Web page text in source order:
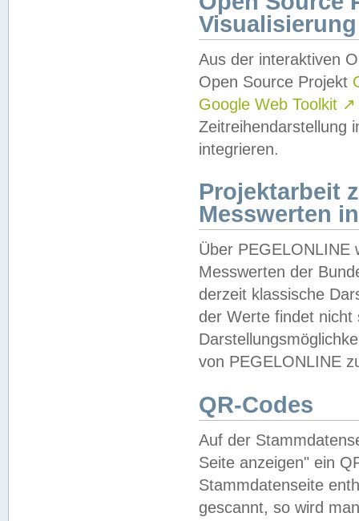
Visualisierung
Aus der interaktiven
Open Source Projekt
Google Web Toolkit ↗
Zeitreihendarstellung
integrieren.
Projektarbeit
Messwerten
Über PEGELONLINE
Messwerten der
derzeit klassische
der Werte findet
von PEGELONLINE
QR-Codes
Auf der
Seite anzeigen" ein
Stammdatenseite
gescannt, so wird